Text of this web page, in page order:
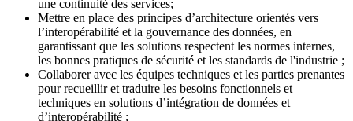
une continuité des services;
Mettre en place des principes d’architecture orientés vers
l’interopérabilité et la gouvernance des données, en
garantissant que les solutions respectent les normes internes,
les bonnes pratiques de sécurité et les standards de l'industrie ;
Collaborer avec les équipes techniques et les parties prenantes
pour recueillir et traduire les besoins fonctionnels et
techniques en solutions d’intégration de données et
d’interopérabilité ;